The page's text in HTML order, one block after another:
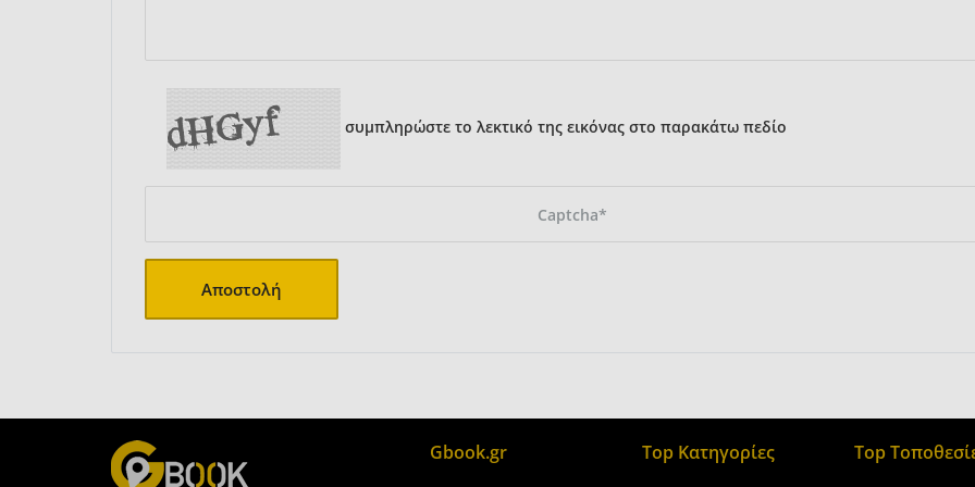
συμπληρώστε το λεκτικό της εικόνας στο παρακάτω πεδίο
Αποστολή
Gbook.gr Top Κατηγορίες Top